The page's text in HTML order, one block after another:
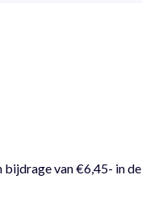
bijdrage van €6,45- in de